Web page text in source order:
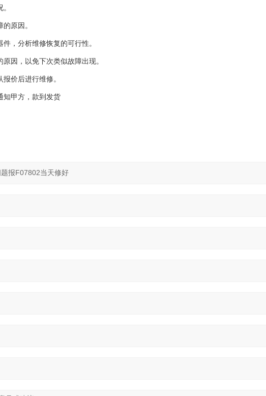
原因。
，分析维修恢复的可行性。
因，以免下次类似故障出现。
价后进行维修。
知甲方，款到发货